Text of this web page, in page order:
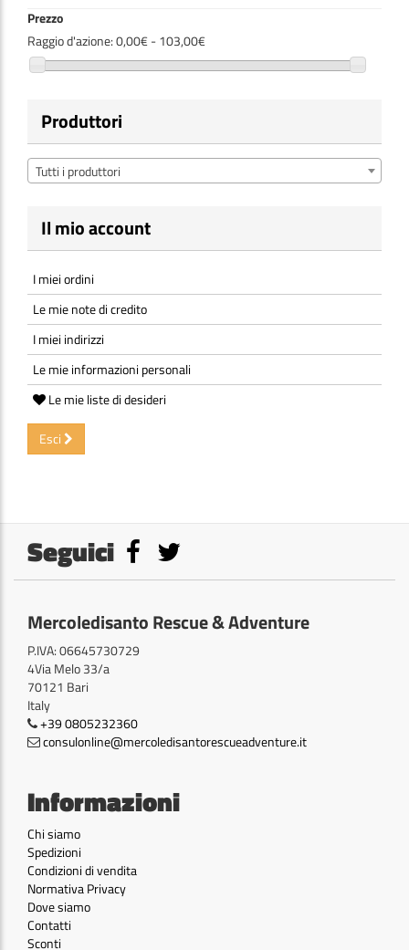
Prezzo
Raggio d'azione:0,00€ - 103,00€
Produttori
Tutti i produttori
Il mio account
I miei ordini
Le mie note di credito
I miei indirizzi
Le mie informazioni personali
Le mie liste di desideri
Esci
Seguici
Mercoledisanto Rescue & Adventure
P.IVA: 06645730729
4Via Melo 33/a
70121 Bari
Italy
+39 0805232360
consulonline@mercoledisantorescueadventure.it
Informazioni
Chi siamo
Spedizioni
Condizioni di vendita
Normativa Privacy
Dove siamo
Contatti
Sconti